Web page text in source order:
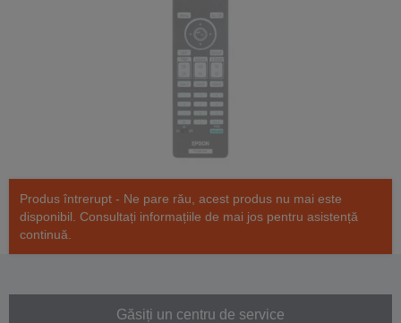
Produs întrerupt - Ne pare rău, acest produs nu mai este
disponibil. Consultați informațiile de mai jos pentru asistență
continuă.
Găsiți un centru de service